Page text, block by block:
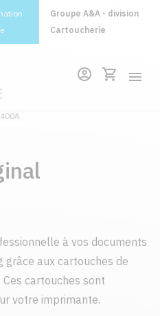
Groupe A&A - division
Cartoucherie
à vos documents
aux cartouches de
cartouches sont
votre imprimante.